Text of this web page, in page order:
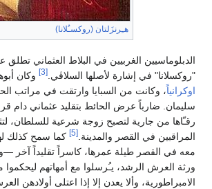
هـِرنزَلتان (روكسـُلانا)
الدبلوماسيين الغربيين في البلاط العثماني تطلق
"روكسلانا" في إشارة لأصلها السلاڤي. [3] وكان
اوكرانياً، وكانت من السبايا وارتقت في مراتب
سليمان. ضارباً عرض الحائط بتقليد عثماني دام
رقـّاها من جارية لتصبح زوجة شرعية للسلطان،
المراقبين في القصر والمدينة. [5]
كما سمح كذلك
معه في القصر طيلة عمرها، كاسراً تقليداً آخر
ورثة العرش الرشد، يـُرسلوا مع أمهاتهم
الامبراطورية، وألا يعدن إلا إذا اعتلى أولادهن